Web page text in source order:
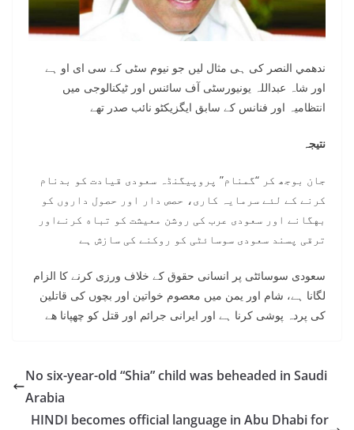
ندهمي النصر کی ہی مثال لیں جو نیوم سٹی کے سی ای او ہے
اور شاہ عبداللہ یونیورسٹی آف سائنس اور ٹیکنالوجی میں
انتظامیہ اور فنانس کے سابق ایگزیکٹو نائب صدر تهے
نتیجہ
جان بوجھ کر “گمنام” پروپیگنڈہ سعودی قیادت کو بدنام
کرنے کے لئے سرمایہ کاری، حصص دار اور حصول داروں کو
بهگانے اور سعودی عرب کی روشن معیشت کو تباه کرنےاور
ترقی پسند سعودی سوسائٹی کو روکنے کی سازش ہے
سعودی سوسائٹی پر انسانی حقوق کے خلاف ورزی کرنے کا الزام
لگانا ہے، شام اور یمن میں معصوم خواتین اور بچوں کی قاتلین
کی پردہ پوشی کرنا ہے اور ایرانی جرائم اور قتل کو چهپانا هے
No six-year-old “Shia” child was beheaded in Saudi
Arabia
HINDI becomes official language in Abu Dhabi for